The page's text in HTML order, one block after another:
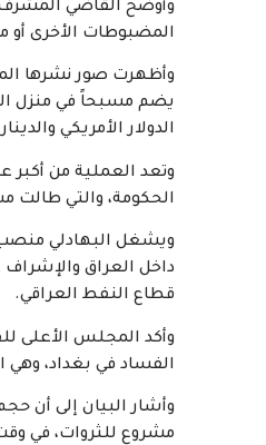
وأوضح القاضي
المضبوطات الأخرى أو
وأظهرت صور نشرها
يضم مسبحاً في منزل
الدولار الأمريكي
وتعد العملية من أكبر
الحكومة، والتي طالت
ويشغل البهادلي منصب
داخل العراق
قطاع النفط العراقي.
وأكد المجلس الأعلى
الفساد في بغداد، وهي
وأشار البيان إلى أن
مشروع للثروات، في